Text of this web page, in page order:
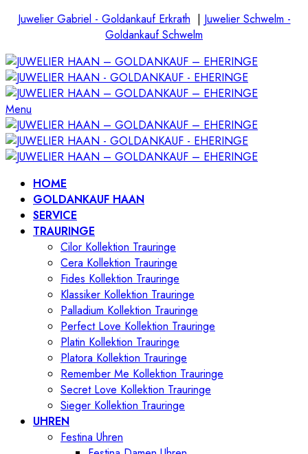
Juwelier Gabriel - Goldankauf Erkrath | Juwelier Schwelm -
Goldankauf Schwelm
Menu
HOME
GOLDANKAUF HAAN
SERVICE
TRAURINGE
Cilor Kollektion Trauringe
Cera Kollektion Trauringe
Fides Kollektion Trauringe
Klassiker Kollektion Trauringe
Palladium Kollektion Trauringe
Perfect Love Kollektion Trauringe
Platin Kollektion Trauringe
Platora Kollektion Trauringe
Remember Me Kollektion Trauringe
Secret Love Kollektion Trauringe
Sieger Kollektion Trauringe
UHREN
Festina Uhren